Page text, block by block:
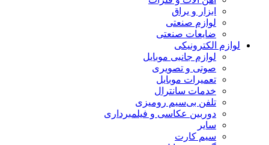
ابزار و یراق
لوازم صنعتی
ضایعات صنعتی
لوازم الکترونیکی
لوازم جانبی موبایل
صوتی و تصویری
تعمیرات موبایل
خدمات سانترال
تلفن بی‌سیم رومیزی
دوربین عکاسی و فیلمبرداری
سایر
سیم کارت